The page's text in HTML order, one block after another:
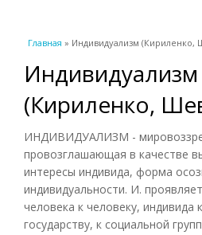
Вы здесь
Главная » Индивидуализм (Кириленко,
Индивидуализм
(Кириленко,
ИНДИВИДУАЛИЗМ -
провозглашающая в качестве
интересы индивида, форма
индивидуальности. И.
человека к человеку, индивида
государству, к социальной